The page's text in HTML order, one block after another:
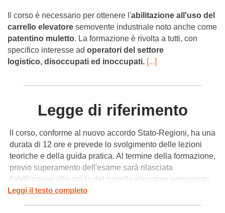
Il corso è necessario per ottenere l'abilitazione all'uso del
carrello elevatore semovente industriale noto anche come
patentino muletto. La formazione è rivolta a tutti, con
specifico interesse ad operatori del settore
logistico, disoccupati ed inoccupati. [...]
Legge di riferimento
lI corso, conforme al nuovo accordo Stato-Regioni, ha una
durata di 12 ore e prevede lo svolgimento delle lezioni
teoriche e della guida pratica. Al termine della formazione,
previo superamento dell'esame sarà rilasciata
l'abilitazione alla guida del carrello elevatore semovente
industriale, chiamata anche
Leggi il testo completo